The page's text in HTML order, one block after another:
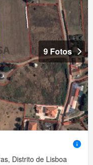
9 Fotos
Distrito de Lisboa